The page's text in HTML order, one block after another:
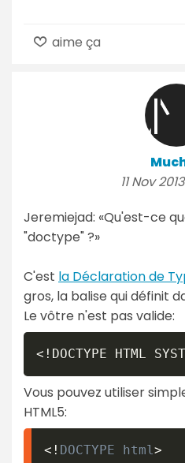
aime ça
11 Nov
Jeremiejad: «Qu'est-ce
"doctype" ?»
C'est la Déclaration de
gros, la balise qui définit
Le vôtre n'est pas valide:
<!DOCTYPE HTML
Vous pouvez utiliser
HTML5:
<! DOCTYPE html >